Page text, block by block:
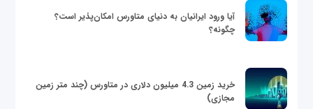
آیا ورود ایرانیان به دنیای متاورس امکان‌پذیر است؟
چگونه؟
خرید زمین 4.3 میلیون دلاری در متاورس (چند متر زمین
مجازی)